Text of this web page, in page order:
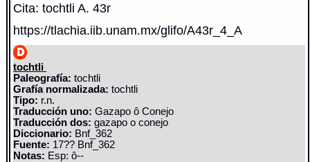
Cita: tochtli A. 43r
https://tlachia.iib.unam.mx/glifo/A43r_4_A
tochtli
Paleografía: tochtli
Grafía normalizada: tochtli
Tipo: r.n.
Traducción uno: Gazapo ô Conejo
Traducción dos: gazapo o conejo
Diccionario: Bnf_362
Fuente: 17?? Bnf_362
Notas: Esp: ô--